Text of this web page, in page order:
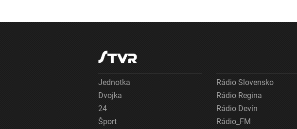
Jednotka
Dvojka
24
Šport
Rádio Slovensko
Rádio Regina
Rádio Devín
Rádio_FM